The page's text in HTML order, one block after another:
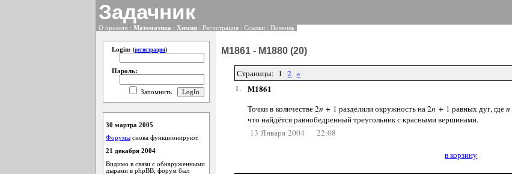
Задачник
О проекте : Математика : Химия : Регистрация : Ссылки : Помощь
Login: (регистрация)
Пароль:
Запомнить
30 мартра 2005
Форумыснова функционируют.
21 декабря 2004
Видимо в связи с обнаруженными
дырами в phpBB, форум был
М1861 - М1880 (20)
Страницы: 12 »
1.
М1861
Точки в количестве 2n + 1 разделили окружность на 2n + 1 равных дуг, гдеn
что найдётся равнобедренный треугольник с красными вершинами.
13 Января 2004 22:08
в корзину